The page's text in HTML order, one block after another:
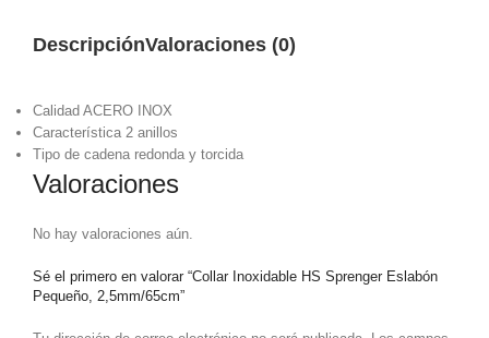
DescripciónValoraciones (0)
Calidad ACERO INOX
Característica 2 anillos
Tipo de cadena redonda y torcida
Valoraciones
No hay valoraciones aún.
Sé el primero en valorar “Collar Inoxidable HS Sprenger Eslabón
Pequeño, 2,5mm/65cm”